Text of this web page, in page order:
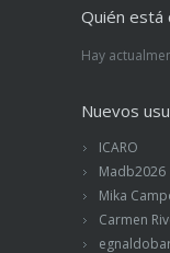
Quién está
Hay
Nuevos
ICARO
Madb2026
Mika
Carmen